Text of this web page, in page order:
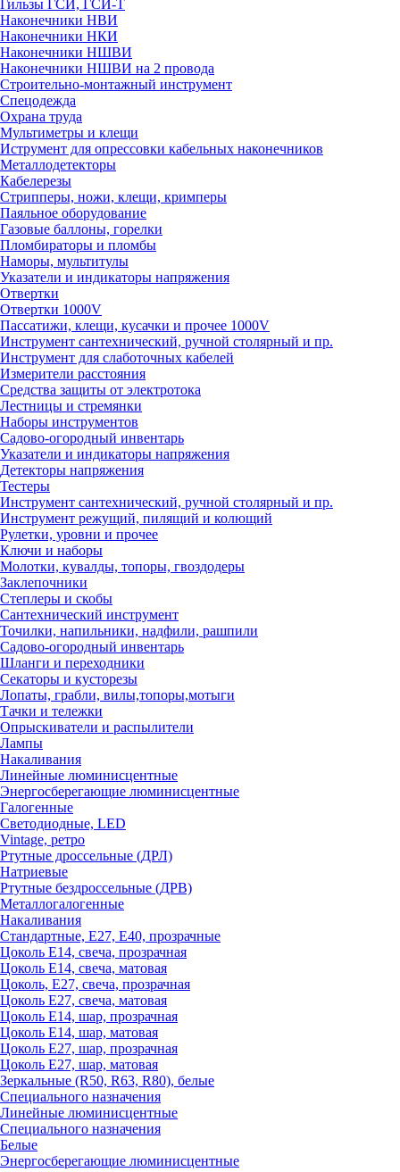
Гильзы ГСИ, ГСИ-Т
Наконечники НВИ
Наконечники НКИ
Наконечники НШВИ
Наконечники НШВИ на 2 провода
Строительно-монтажный инструмент
Спецодежда
Охрана труда
Мультиметры и клещи
Иструмент для опрессовки кабельных наконечников
Металлодетекторы
Кабелерезы
Стрипперы, ножи, клещи, кримперы
Паяльное оборудование
Газовые баллоны, горелки
Пломбираторы и пломбы
Наморы, мультитулы
Указатели и индикаторы напряжения
Отвертки
Отвертки 1000V
Пассатижи, клещи, кусачки и прочее 1000V
Инструмент сантехнический, ручной столярный и пр.
Инструмент для слаботочных кабелей
Измерители расстояния
Средства защиты от электротока
Лестницы и стремянки
Наборы инструментов
Садово-огородный инвентарь
Указатели и индикаторы напряжения
Детекторы напряжения
Тестеры
Инструмент сантехнический, ручной столярный и пр.
Инструмент режущий, пилящий и колющий
Рулетки, уровни и прочее
Ключи и наборы
Молотки, кувалды, топоры, гвоздодеры
Заклепочники
Степлеры и скобы
Сантехнический инструмент
Точилки, напильники, надфили, рашпили
Садово-огородный инвентарь
Шланги и переходники
Секаторы и кусторезы
Лопаты, грабли, вилы,топоры,мотыги
Тачки и тележки
Опрыскиватели и распылители
Лампы
Накаливания
Линейные люминисцентные
Энергосберегающие люминисцентные
Галогенные
Светодиодные, LED
Vintage, ретро
Ртутные дроссельные (ДРЛ)
Натриевые
Ртутные бездроссельные (ДРВ)
Металлогалогенные
Накаливания
Стандартные, Е27, Е40, прозрачные
Цоколь Е14, свеча, прозрачная
Цоколь Е14, свеча, матовая
Цоколь, Е27, свеча, прозрачная
Цоколь Е27, свеча, матовая
Цоколь Е14, шар, прозрачная
Цоколь Е14, шар, матовая
Цоколь Е27, шар, прозрачная
Цоколь Е27, шар, матовая
Зеркальные (R50, R63, R80), белые
Специального назначения
Линейные люминисцентные
Специального назначения
Белые
Энергосберегающие люминисцентные